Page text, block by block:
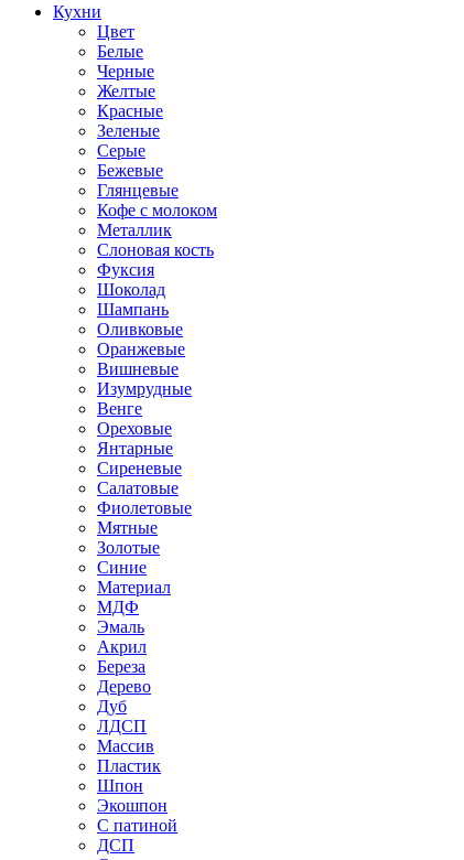
Кухни
Цвет
Белые
Черные
Желтые
Красные
Зеленые
Серые
Бежевые
Глянцевые
Кофе с молоком
Металлик
Слоновая кость
Фуксия
Шоколад
Шампань
Оливковые
Оранжевые
Вишневые
Изумрудные
Венге
Ореховые
Янтарные
Сиреневые
Салатовые
Фиолетовые
Мятные
Золотые
Синие
Материал
МДФ
Эмаль
Акрил
Береза
Дерево
Дуб
ЛДСП
Массив
Пластик
Шпон
Экошпон
С патиной
ДСП